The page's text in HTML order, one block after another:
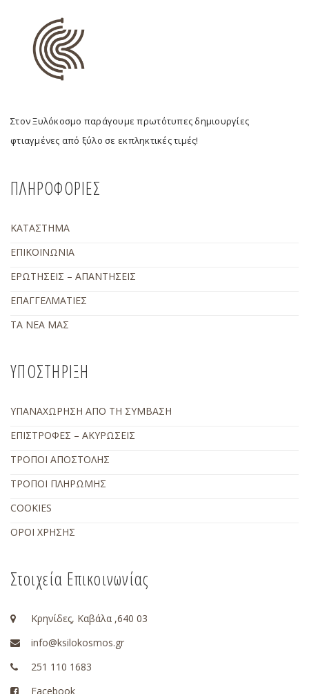
Στον Ξυλόκοσμο παράγουμε πρωτότυπες δημιουργίες
φτιαγμένες από ξύλο σε εκπληκτικές τιμές!
ΠΛΗΡΟΦΟΡΙΕΣ
ΚΑΤΑΣΤΗΜΑ
ΕΠΙΚΟΙΝΩΝΙΑ
ΕΡΩΤΗΣΕΙΣ – ΑΠΑΝΤΗΣΕΙΣ
ΕΠΑΓΓΕΛΜΑΤΙΕΣ
ΤΑ ΝΕΑ ΜΑΣ
ΥΠΟΣΤΗΡΙΞΗ
ΥΠΑΝΑΧΩΡΗΣΗ ΑΠΟ ΤΗ ΣΥΜΒΑΣΗ
ΕΠΙΣΤΡΟΦΕΣ – ΑΚΥΡΩΣΕΙΣ
ΤΡΟΠΟΙ ΑΠΟΣΤΟΛΗΣ
ΤΡΟΠΟΙ ΠΛΗΡΩΜΗΣ
COOKIES
ΟΡΟΙ ΧΡΗΣΗΣ
Στοιχεία Επικοινωνίας
Κρηνίδες, Καβάλα ,640 03
info@ksilokosmos.gr
251 110 1683
Facebook